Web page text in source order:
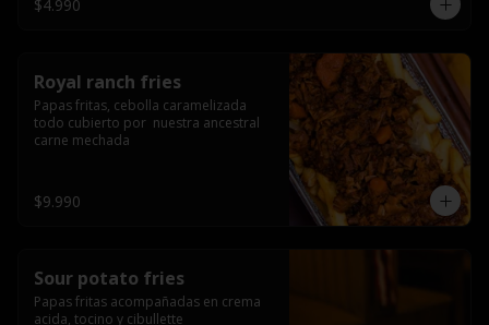
$4.990
Royal ranch fries
Papas fritas, cebolla caramelizada
todo cubierto por  nuestra ancestral
carne mechada
$9.990
Sour potato fries
Papas fritas acompañadas en crema
acida, tocino y cibullette